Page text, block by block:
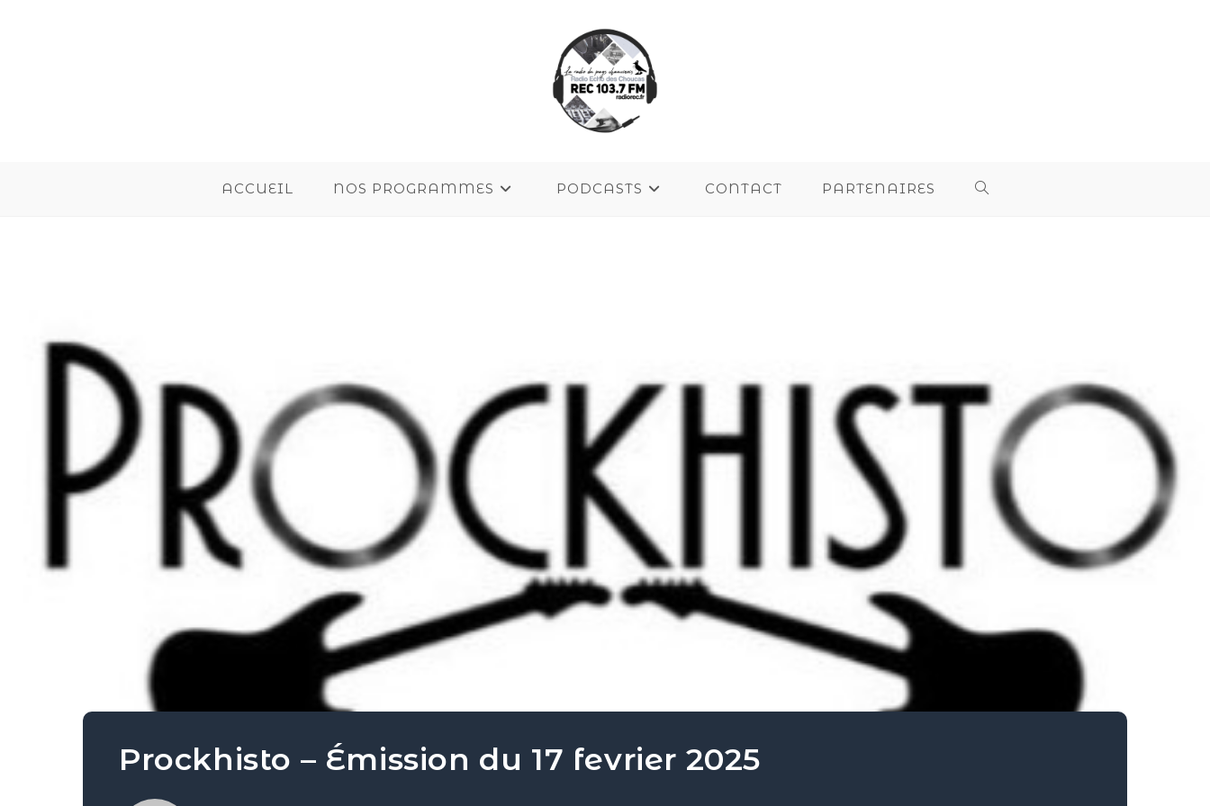
ACCUEIL NOS PROGRAMMES PODCASTS CONTACT PARTENAIRES
Prockhisto – Émission du 17 fevrier 2025